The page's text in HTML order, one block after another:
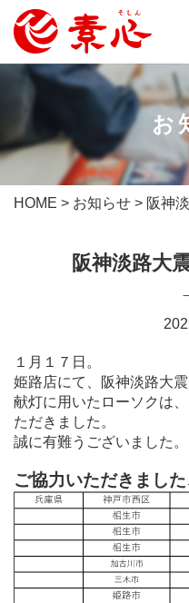
お
HOME > お知らせ > 阪神
阪神淡路大
１月１７日。
姫路店にて、阪神淡路大
献灯に用いたローソクは
ただきました。
誠に有難うございました。
ご協力いただきまし